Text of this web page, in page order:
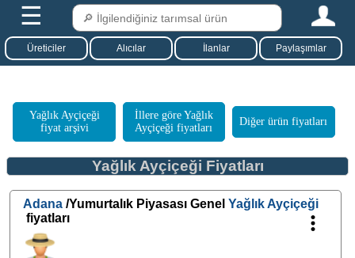
☰
Üreticiler Alıcılar İlanlar Paylaşımlar
Yağlık Ayçiçeği
fiyat arşivi
İllere göre Yağlık
Ayçiçeği fiyatları
Diğer ürün fiyatları
Yağlık Ayçiçeği Fiyatları
Adana /Yumurtalık Piyasası GenelYağlık Ayçiçeği
fiyatları